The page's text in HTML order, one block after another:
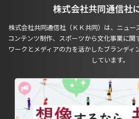
株式会社共同通信社
株式会社共同通信社（ＫＫ共同）は、ニュー
コンテンツ制作、スポーツから文化事業に関
ワークとメディアの力を活かしたブランディ
しています。